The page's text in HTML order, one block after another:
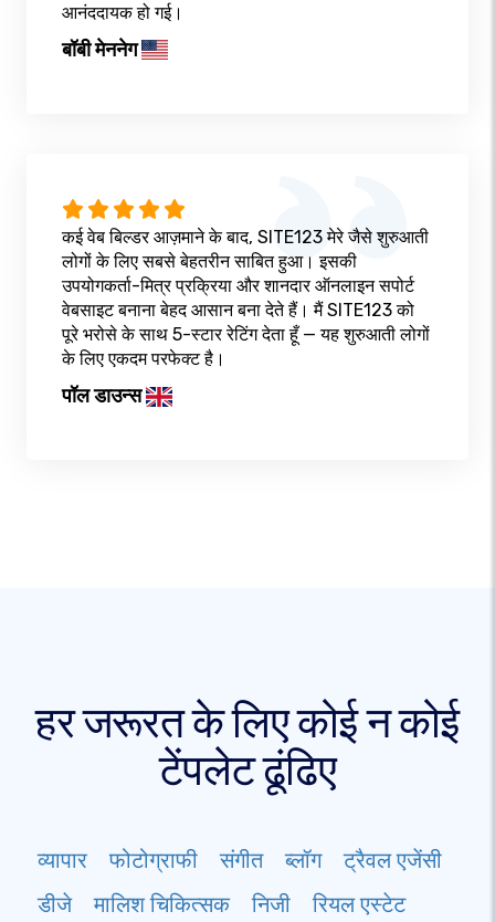
आनंददायक हो गई।
बॉबी मेननेग
कई वेब बिल्डर आज़माने के बाद, SITE123 मेरे जैसे शुरुआती
लोगों के लिए सबसे बेहतरीन साबित हुआ। इसकी
उपयोगकर्ता-मित्र प्रक्रिया और शानदार ऑनलाइन सपोर्ट
वेबसाइट बनाना बेहद आसान बना देते हैं। मैं SITE123 को
पूरे भरोसे के साथ 5-स्टार रेटिंग देता हूँ — यह शुरुआती लोगों
के लिए एकदम परफेक्ट है।
पॉल डाउन्स
हर जरूरत के लिए कोई न कोई
टेंपलेट ढूंढिए
व्यापार फोटोग्राफी संगीत ब्लॉग
ट्रैवल एजेंसी
डीजे
मालिश चिकित्सक निजी
रियल एस्टेट